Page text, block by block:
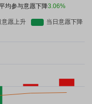
均参与意愿下降3.06%